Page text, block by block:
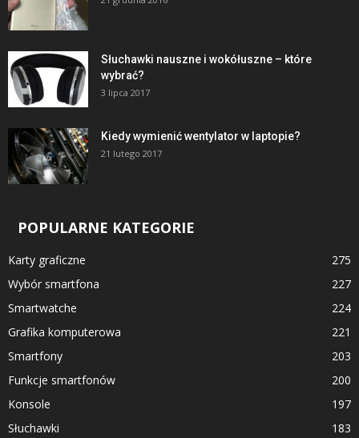
Słuchawki nauszne i wokółuszne – które
wybrać?
3 lipca 2017
Kiedy wymienić wentylator w laptopie?
21 lutego 2017
POPULARNE KATEGORIE
Karty graficzne
275
Wybór smartfona
227
Smartwatche
224
Grafika komputerowa
221
Smartfony
203
Funkcje smartfonów
200
Konsole
197
Słuchawki
183